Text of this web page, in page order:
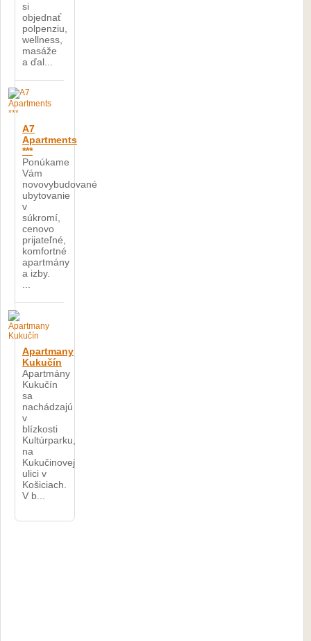
si
objednať
polpenziu,
wellness,
masáže
a ďal...
A7
Apartments
***
Ponúkame
Vám
novovybudované
ubytovanie
v
súkromí,
cenovo
prijateľné,
komfortné
apartmány
a izby.
Apartmany
Kukučín
Apartmány
Kukučín
sa
nachádzajú
v
blízkosti
Kultúrparku,
na
Kukučinovej
ulici v
Košiciach.
V b...